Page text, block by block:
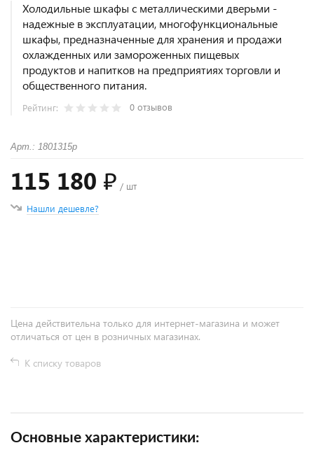
Холодильные шкафы с металлическими дверьми -
надежные в эксплуатации, многофункциональные
шкафы, предназначенные для хранения и продажи
охлажденных или замороженных пищевых
продуктов и напитков на предприятиях торговли и
общественного питания.
Рейтинг: 0 отзывов
Арт.: 1801315p
115 180 ₽ / шт
Нашли дешевле?
Цена действительна только для интернет-магазина и может
отличаться от цен в розничных магазинах.
К списку товаров
Основные характеристики: